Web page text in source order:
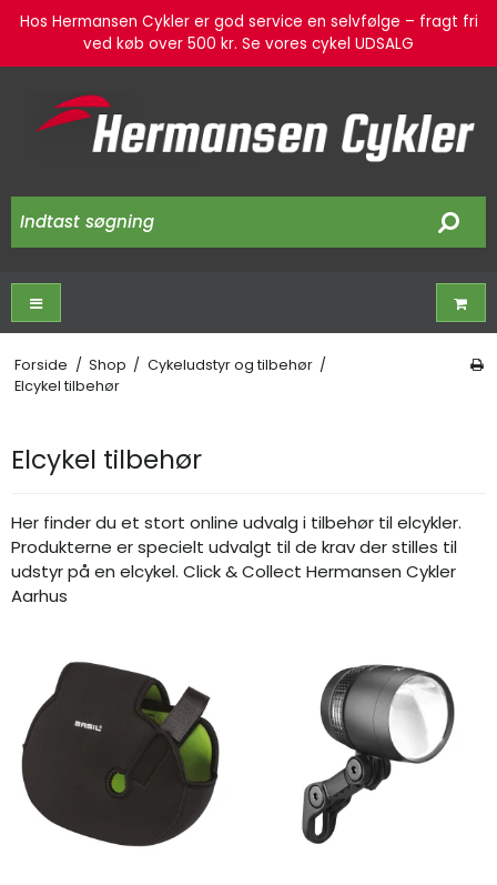
Hos Hermansen Cykler er god service en selvfølge – fragt fri
ved køb over 500 kr. Se vores cykel UDSALG
Forside / Shop / Cykeludstyr og tilbehør /
Elcykel tilbehør
Elcykel tilbehør
Her finder du et stort online udvalg i tilbehør til elcykler.
Produkterne er specielt udvalgt til de krav der stilles til
udstyr på en elcykel. Click & Collect Hermansen Cykler
Aarhus